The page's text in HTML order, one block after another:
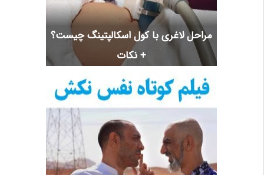
مراحل لاغری با کول اسکالپتینگ چیست؟
+ نکات